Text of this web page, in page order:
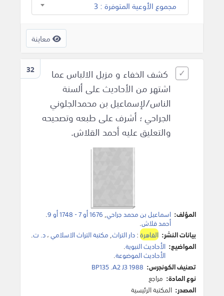
مجموع الأوعية المتوفرة : 3
معاينة
32
كشف الخفاء و مزيل الالباس عما
اشتهر من الأحاديث على ألسنة
الناس/لإسماعيل بن محمدالجلوني
الجراحي ؛ أشرف على طبعه وتصحيحه
والتعليق عليه أحمد القلاش.
المؤلف: اسماعيل بن محمد جراحي,
.
أحمد قلاش.
بيانات النشر: القاهرة:دار التراث, مكتبة التراث الاسلامي،د. ت.
المواضيع: الأحاديث النبوية.
الأحاديث الموضوعة.
تصنيف الكونجرس: BP135 .A2 J3 1988
نوع المادة: مراجع
المصدر: المكتبة الرئيسية